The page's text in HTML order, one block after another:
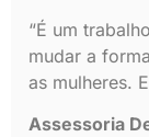
“É um
mudar a
as mulheres.
Assessoria